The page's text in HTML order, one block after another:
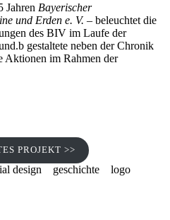
Jahren Bayerischer
und Erden e. V. – beleuchtet die
des BIV im Laufe der
gestaltete neben der Chronik
Aktionen im Rahmen der
PROJEKT >>
design geschichte logo